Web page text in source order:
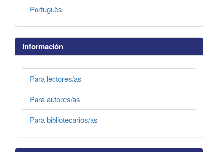
Português
Información
Para lectores/as
Para autores/as
Para bibliotecarios/as